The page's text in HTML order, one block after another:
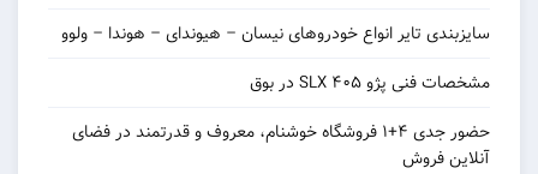
سایزبندی تایر انواع خودروهای نیسان – هیوندای – هوندا – ولوو
مشخصات فنی پژو ۴۰۵ SLX در بوق
حضور جدی ۴+۱ فروشگاه خوشنام، معروف و قدرتمند در فضای
آنلاین فروش